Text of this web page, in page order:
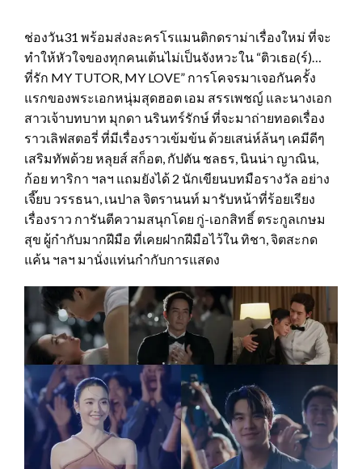
ช่องวัน31 พร้อมส่งละครโรแมนติกดราม่าเรื่องใหม่ ที่จะ
ทำให้หัวใจของทุกคนเต้นไม่เป็นจังหวะใน “ติวเธอ(ร์)…
ที่รัก MY TUTOR, MY LOVE” การโคจรมาเจอกันครั้ง
แรกของพระเอกหนุ่มสุดฮอต เอม สรรเพชญ์ และนางเอก
สาวเจ้าบทบาท มุกดา นรินทร์รักษ์ ที่จะมาถ่ายทอดเรื่อง
ราวเลิฟสตอรี่ ที่มีเรื่องราวเข้มข้น ด้วยเสน่ห์ล้นๆ เคมีดีๆ
เสริมทัพด้วย หลุยส์ สก็อต, กัปตัน ชลธร, นินน่า ญาณิน,
ก้อย ทาริกา ฯลฯ แถมยังได้ 2 นักเขียนบทมือรางวัล อย่าง
เจี๊ยบ วรรธนา, เนปาล จิตรานนท์ มารับหน้าที่ร้อยเรียง
เรื่องราว การันตีความสนุกโดย กู่-เอกสิทธิ์ ตระกูลเกษม
สุข ผู้กำกับมากฝีมือ ที่เคยฝากฝีมือไว้ใน ทิชา, จิตสะกด
แค้น ฯลฯ มานั่งแท่นกำกับการแสดง